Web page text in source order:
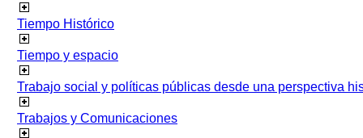
Tiempo Histórico
Tiempo y espacio
Trabajo social y políticas públicas desde una perspectiva
Trabajos y Comunicaciones